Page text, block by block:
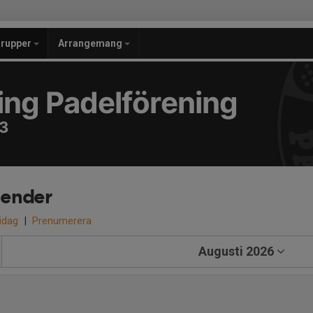
Arrangemang
Padelförening
| Prenumerera
Augusti 2026